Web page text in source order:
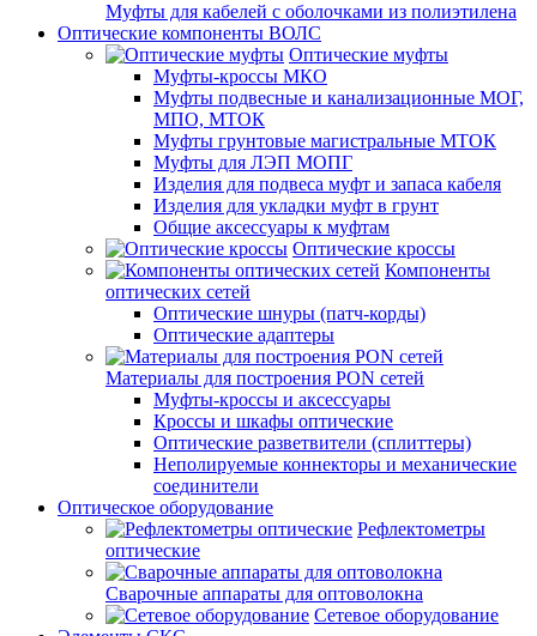
Муфты для кабелей с оболочками из полиэтилена
Оптические компоненты ВОЛС
Оптические муфты
Муфты-кроссы МКО
Муфты подвесные и канализационные МОГ,
МПО, МТОК
Муфты грунтовые магистральные МТОК
Муфты для ЛЭП МОПГ
Изделия для подвеса муфт и запаса кабеля
Изделия для укладки муфт в грунт
Общие аксессуары к муфтам
Оптические кроссы
Компоненты
оптических сетей
Оптические шнуры (патч-корды)
Оптические адаптеры
Материалы для построения PON сетей
Муфты-кроссы и аксессуары
Кроссы и шкафы оптические
Оптические разветвители (сплиттеры)
Неполируемые коннекторы и механические
соединители
Оптическое оборудование
Рефлектометры
оптические
Сварочные аппараты для оптоволокна
Сетевое оборудование